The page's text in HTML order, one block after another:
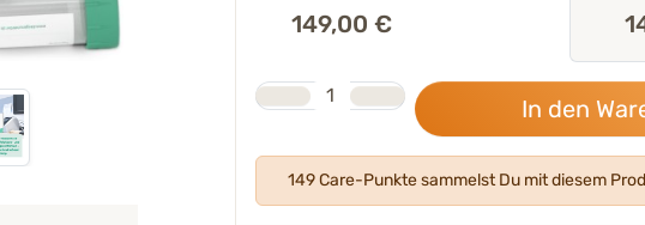
149,00 €
Anzahl
In den
149 Care-Punkte sammelst Du mit diesem